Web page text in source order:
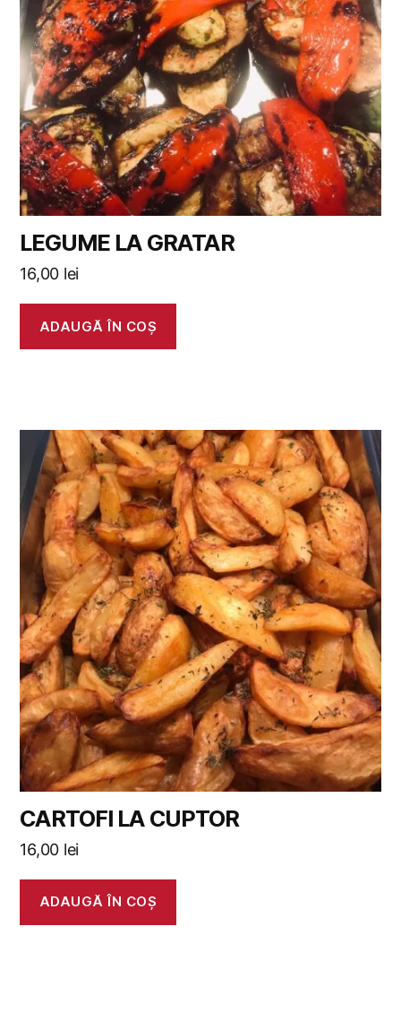
LEGUME LA GRATAR
16,00 lei
ADAUGĂ ÎN COȘ
CARTOFI LA CUPTOR
16,00 lei
ADAUGĂ ÎN COȘ